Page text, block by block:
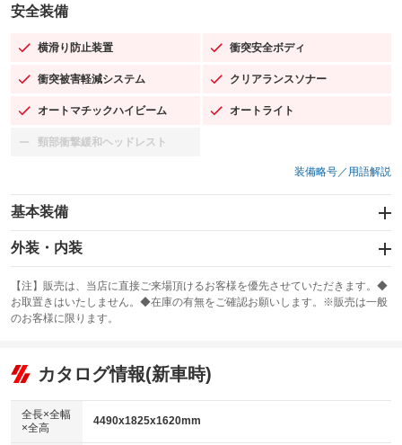
安全装備
横滑り防止装置
：装備あり 衝突安全ボディ
：装備あり
衝突被害軽減システム
：装備あり クリアランスソナー
：装備あり
オートマチックハイビーム
：装備あり オートライト
：装備あり
頸部衝撃緩和ヘッドレスト
：装備なし
装備略号／用語解説
基本装備
エアバッグ：運転席/助手席/サイド
：装備あり
：装備なし
サンルーフ
：装備なし ABS
リフトアップ
：装備なし
：装備なし
パワーウィンドウ
外装・内装
カーナビ：メモリーナビ他
：装備あり
TV：フルセグ
：装備あり
ビジュアル
：装備なし
：装備あり
革シート
【注】販売は、当店に直接ご来場頂けるお客様を優先させていただきます。◆
お取置きはいたしません。◆在庫の有無をご確認お願いします。※販売は一般
のお客様に限ります。
カタログ情報(新車時)
全長×全幅
×全高
4490x1825x1620mm